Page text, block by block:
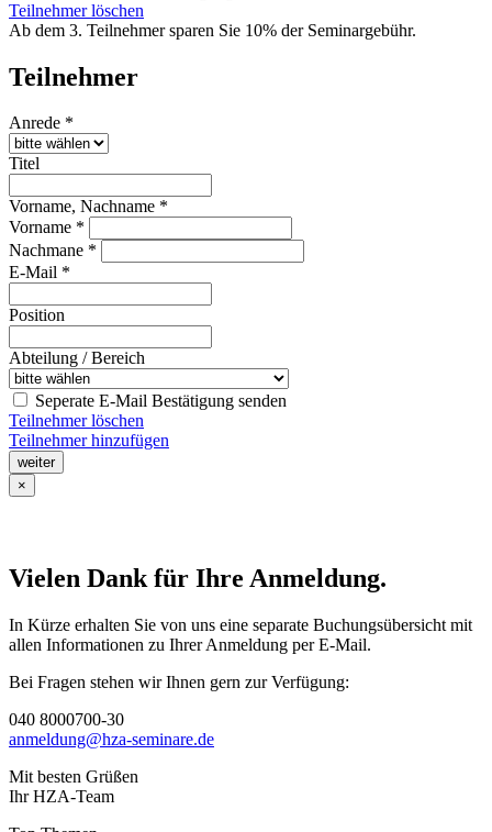
Teilnehmer löschen
Ab dem 3. Teilnehmer sparen Sie 10% der Seminargebühr.
Teilnehmer
Anrede *
Titel
Vorname, Nachname *
Vorname *
Nachmane *
E-Mail *
Position
Abteilung / Bereich
Seperate E-Mail Bestätigung senden
Teilnehmer löschen
Teilnehmer hinzufügen
weiter
×
Vielen Dank für Ihre Anmeldung.
In Kürze erhalten Sie von uns eine separate Buchungsübersicht mit
allen Informationen zu Ihrer Anmeldung per E-Mail.
Bei Fragen stehen wir Ihnen gern zur Verfügung:
040 8000700-30
anmeldung@hza-seminare.de
Mit besten Grüßen
Ihr HZA-Team